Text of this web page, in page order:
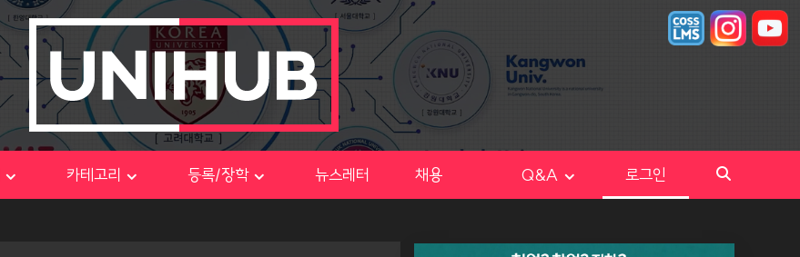
카테고리 등록/장학 뉴스레터 채용 Q&A 로그인